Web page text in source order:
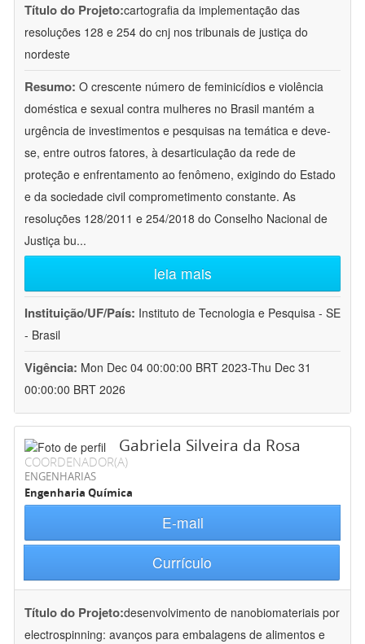
Título do Projeto:cartografia da implementação das
resoluções 128 e 254 do cnj nos tribunais de justiça do
nordeste
Resumo: O crescente número de feminicídios e violência
doméstica e sexual contra mulheres no Brasil mantém a
urgência de investimentos e pesquisas na temática e deve-
se, entre outros fatores, à desarticulação da rede de
proteção e enfrentamento ao fenômeno, exigindo do Estado
e da sociedade civil comprometimento constante. As
resoluções 128/2011 e 254/2018 do Conselho Nacional de
Justiça bu...
leia mais
Instituição/UF/País: Instituto de Tecnologia e Pesquisa - SE
- Brasil
Vigência: Mon Dec 04 00:00:00 BRT 2023-Thu Dec 31
00:00:00 BRT 2026
Gabriela Silveira da Rosa
COORDENADOR(A)
ENGENHARIAS
Engenharia Química
E-mail
Currículo
Título do Projeto:desenvolvimento de nanobiomateriais por
electrospinning: avanços para embalagens de alimentos e